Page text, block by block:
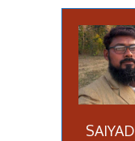
SAIYAD